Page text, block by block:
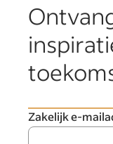
Zakelijk e-